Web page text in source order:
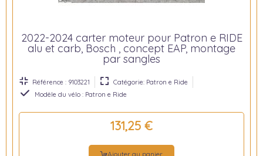
2022-2024 carter moteur pour Patron e RIDE
alu et carb, Bosch , concept EAP, montage
par sangles
Référence : 9103221
Catégorie: Patron e Ride
Modèle du vélo : Patron e Ride
131,25 €
Ajouter au panier